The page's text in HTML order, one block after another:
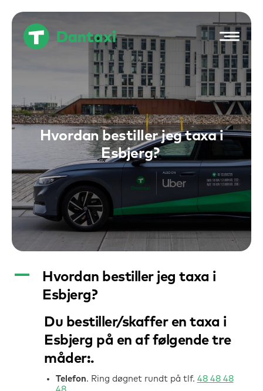
Hop
indholdet
Hvordan bestiller jeg taxa i
Esbjerg?
A
Hvordan bestiller jeg taxa i
Esbjerg?
Du bestiller/skaffer en taxa i
Esbjerg på en af følgende tre
måder:
Telefon. Ring døgnet rundt på tlf. 48 48 48